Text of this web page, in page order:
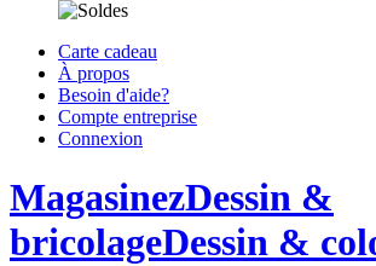
Carte cadeau
À propos
Besoin d'aide?
Compte entreprise
Connexion
MagasinezDessin &
bricolageDessin &